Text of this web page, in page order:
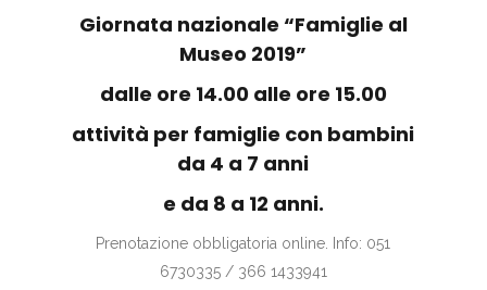
Giornata nazionale “Famiglie al
Museo 2019”
dalle ore 14.00 alle ore 15.00
attività per famiglie con bambini
da 4 a 7 anni
e da 8 a 12 anni.
Prenotazione obbligatoria online. Info: 051
6730335 / 366 1433941